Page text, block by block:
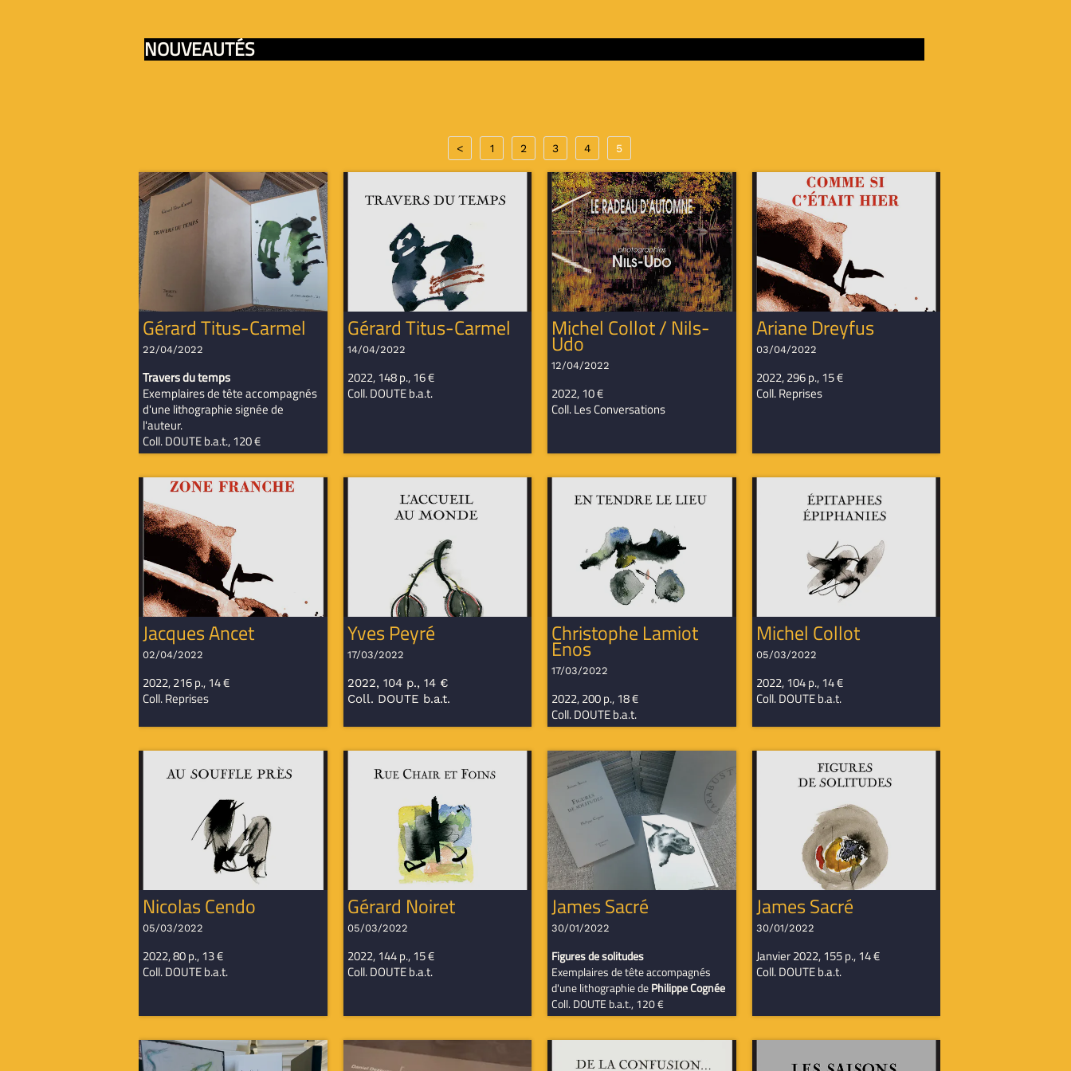
NOUVEAUTÉS
< 1 2 3 4 5
Gérard Titus-Carmel
22/04/2022
Travers du temps
Exemplaires de tête accompagnés
d'une lithographie signée de
l'auteur.
Coll. DOUTE b.a.t., 120 €
Gérard Titus-Carmel
14/04/2022
2022, 148 p., 16 €
Coll. DOUTE b.a.t.
Michel Collot / Nils-
Udo
12/04/2022
2022, 10 €
Coll. Les Conversations
Ariane Dreyfus
03/04/2022
2022, 296 p., 15 €
Coll. Reprises
Jacques Ancet
02/04/2022
2022, 216 p., 14 €
Coll. Reprises
Yves Peyré
17/03/2022
2022, 104 p., 14 €
Coll. DOUTE b.a.t.
Christophe Lamiot
Enos
17/03/2022
2022, 200 p., 18 €
Coll. DOUTE b.a.t.
Michel Collot
05/03/2022
2022, 104 p., 14 €
Coll. DOUTE b.a.t.
Nicolas Cendo
05/03/2022
2022, 80 p., 13 €
Coll. DOUTE b.a.t.
Gérard Noiret
05/03/2022
2022, 144 p., 15 €
Coll. DOUTE b.a.t.
James Sacré
30/01/2022
Figures de solitudes
Exemplaires de tête accompagnés
d'une lithographie dePhilippe Cognée
Coll. DOUTE b.a.t., 120 €
James Sacré
30/01/2022
Janvier 2022, 155 p., 14 €
Coll. DOUTE b.a.t.